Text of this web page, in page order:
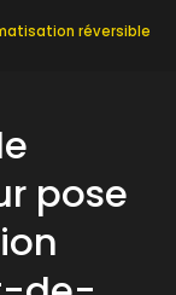
réversible
pose